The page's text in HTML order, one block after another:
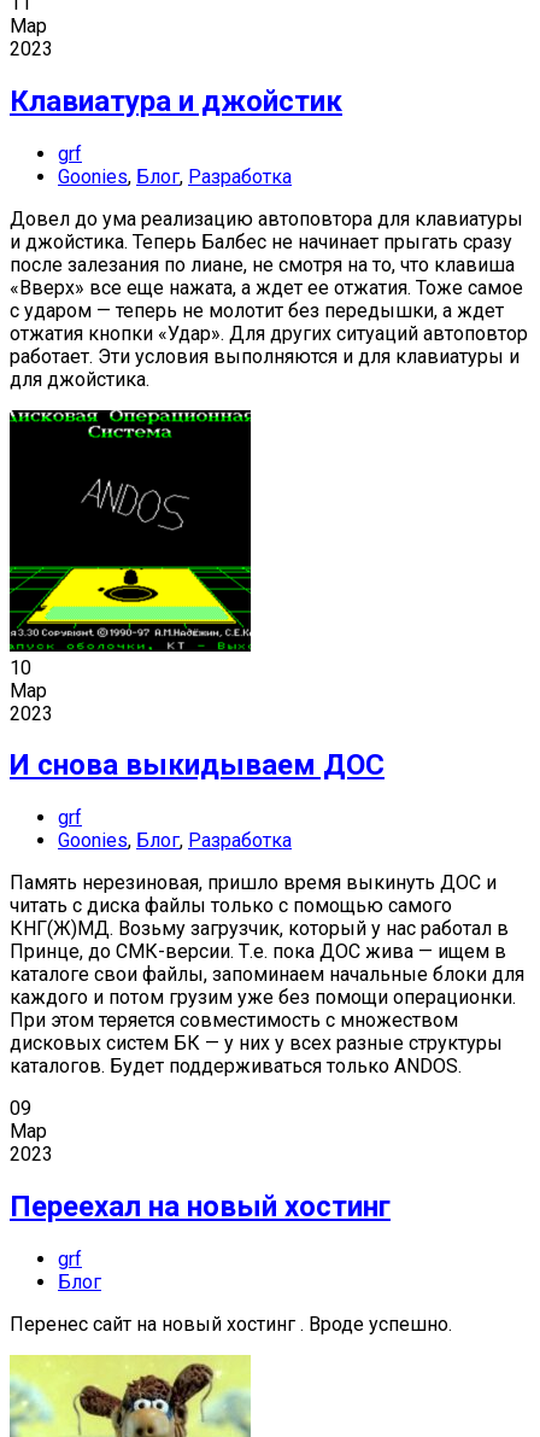
Мар
2023
Клавиатура и джойстик
grf
Goonies, Блог, Разработка
Довел до ума реализацию автоповтора для клавиатуры
и джойстика. Теперь Балбес не начинает прыгать сразу
после залезания по лиане, не смотря на то, что клавиша
«Вверх» все еще нажата, а ждет ее отжатия. Тоже самое
с ударом — теперь не молотит без передышки, а ждет
отжатия кнопки «Удар». Для других ситуаций автоповтор
работает. Эти условия выполняются и для клавиатуры и
для джойстика.
10
Мар
2023
И снова выкидываем ДОС
grf
Goonies, Блог, Разработка
Память нерезиновая, пришло время выкинуть ДОС и
читать с диска файлы только с помощью самого
КНГ(Ж)МД. Возьму загрузчик, который у нас работал в
Принце, до СМК-версии. Т.е. пока ДОС жива — ищем в
каталоге свои файлы, запоминаем начальные блоки для
каждого и потом грузим уже без помощи операционки.
При этом теряется совместимость с множеством
дисковых систем БК — у них у всех разные структуры
каталогов. Будет поддерживаться только ANDOS.
09
Мар
2023
Переехал на новый хостинг
grf
Блог
Перенес сайт на новый хостинг . Вроде успешно.